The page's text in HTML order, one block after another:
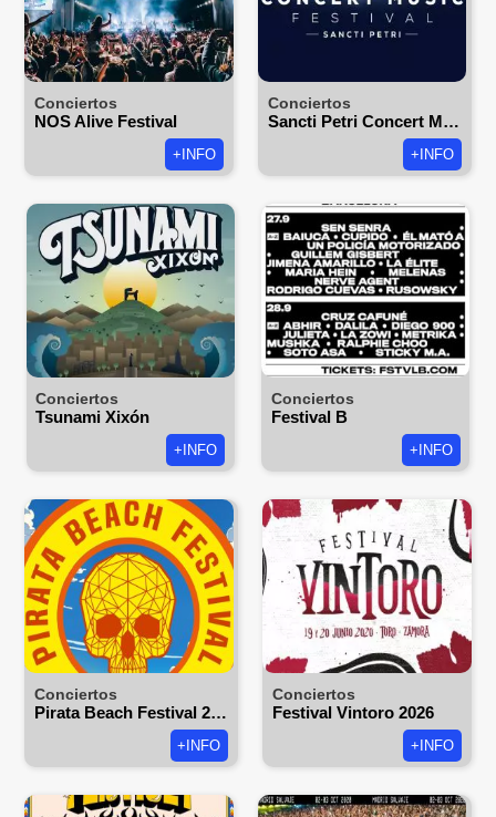
Conciertos
NOS Alive Festival
+INFO
Conciertos
Sancti Petri Concert Music Festival
+INFO
Conciertos
Tsunami Xixón
+INFO
Conciertos
Festival B
+INFO
Conciertos
Pirata Beach Festival 2026
+INFO
Conciertos
Festival Vintoro 2026
+INFO